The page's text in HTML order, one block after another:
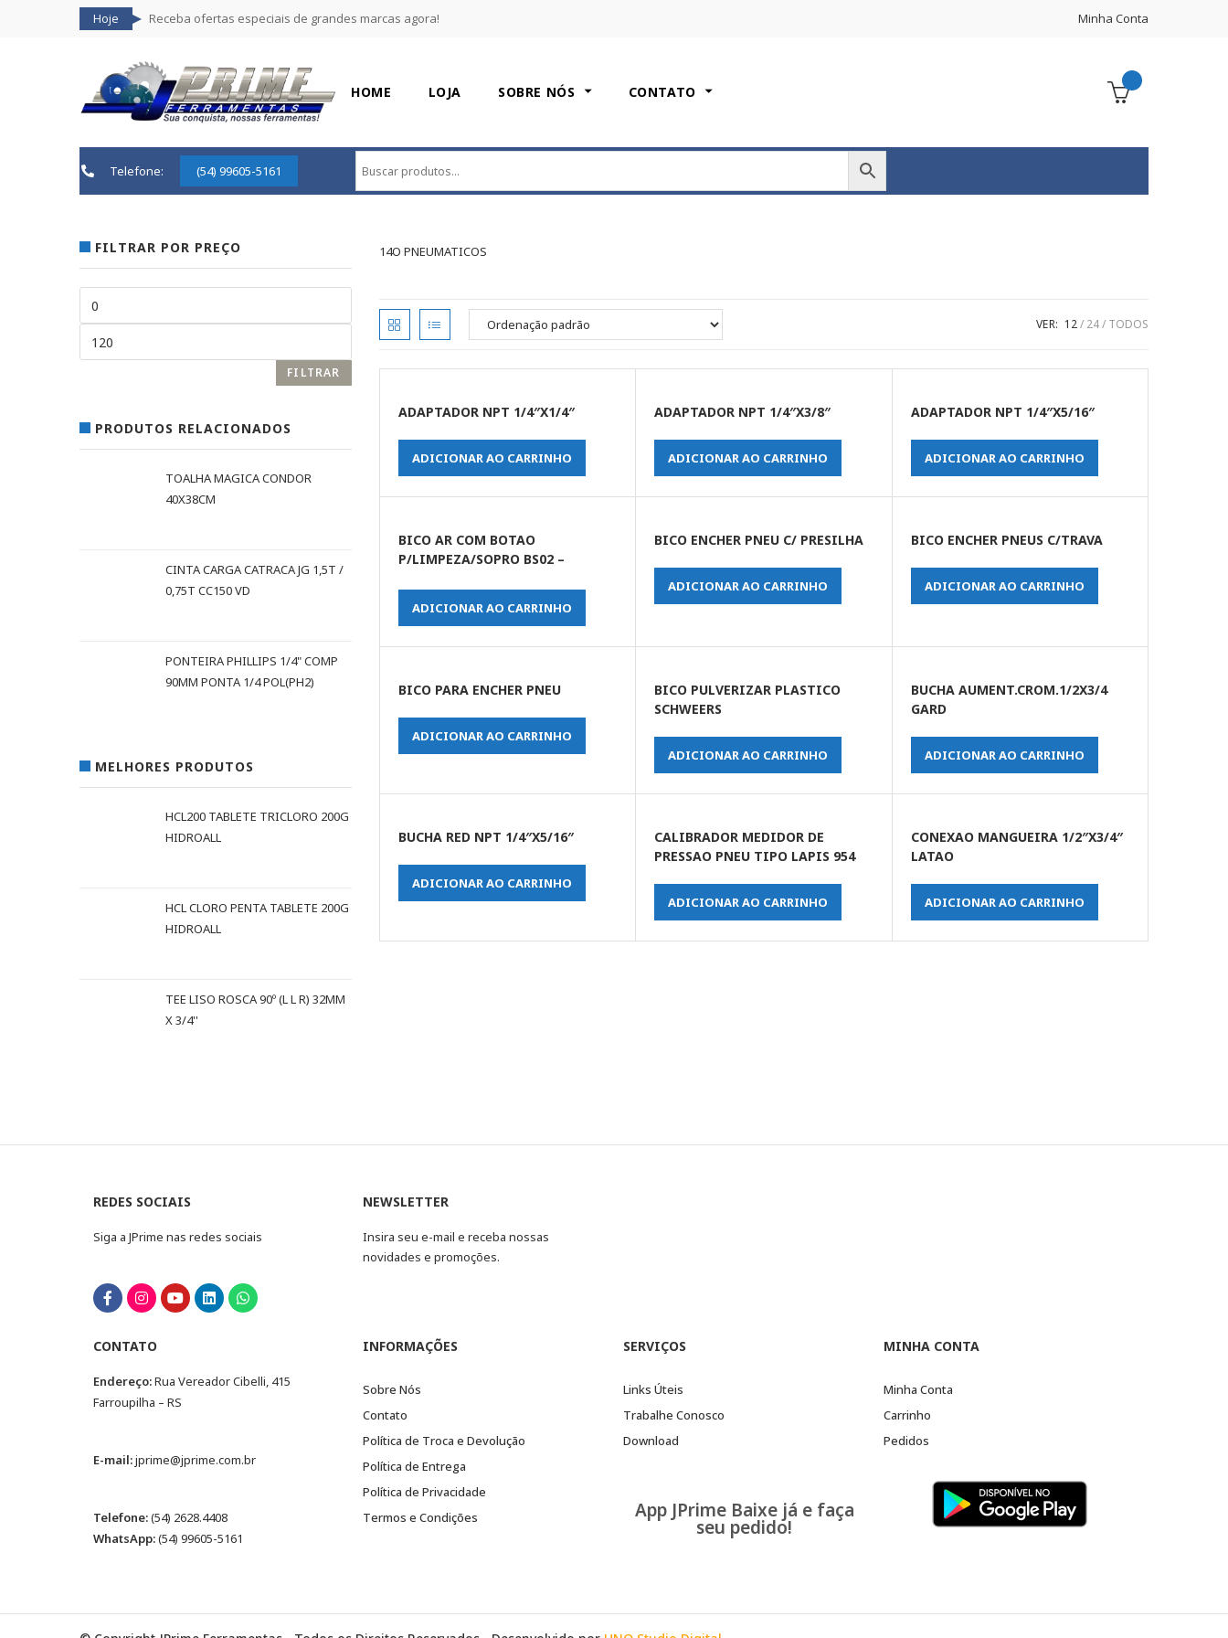
Minha Conta
Hoje Receba ofertas especiais de grandes marcas agora!
HOME LOJA SOBRE NÓS CONTATO
Telefone: (54) 99605-5161
14O PNEUMATICOS
VER: 12 24 TODOS
ADAPTADOR NPT 1/4″X1/4″
ADICIONAR AO CARRINHO
ADAPTADOR NPT 1/4″X3/8″
ADICIONAR AO CARRINHO
ADAPTADOR NPT 1/4″X5/16″
ADICIONAR AO CARRINHO
BICO AR COM BOTAO
P/LIMPEZA/SOPRO BS02 –
ADICIONAR AO CARRINHO
BICO ENCHER PNEU C/ PRESILHA
ADICIONAR AO CARRINHO
BICO ENCHER PNEUS C/TRAVA
ADICIONAR AO CARRINHO
BICO PARA ENCHER PNEU
ADICIONAR AO CARRINHO
BICO PULVERIZAR PLASTICO
SCHWEERS
ADICIONAR AO CARRINHO
BUCHA AUMENT.CROM.1/2X3/4
GARD
ADICIONAR AO CARRINHO
BUCHA RED NPT 1/4″X5/16″
ADICIONAR AO CARRINHO
CALIBRADOR MEDIDOR DE
PRESSAO PNEU TIPO LAPIS 954
ADICIONAR AO CARRINHO
CONEXAO MANGUEIRA 1/2″X3/4″
LATAO
ADICIONAR AO CARRINHO
FILTRAR POR PREÇO
FILTRAR
PRODUTOS RELACIONADOS
TOALHA MAGICA CONDOR
40X38CM
CINTA CARGA CATRACA JG 1,5T /
0,75T CC150 VD
PONTEIRA PHILLIPS 1/4" COMP
90MM PONTA 1/4 POL(PH2)
MELHORES PRODUTOS
HCL200 TABLETE TRICLORO 200G
HIDROALL
HCL CLORO PENTA TABLETE 200G
HIDROALL
TEE LISO ROSCA 90º (L L R) 32MM
X 3/4''
REDES SOCIAIS
Siga a JPrime nas redes sociais
NEWSLETTER
Insira seu e-mail e receba nossas
novidades e promoções.
CONTATO
Endereço:Rua Vereador Cibelli, 415
Farroupilha – RS
E-mail:jprime@jprime.com.br
Telefone:(54) 2628.4408
WhatsApp:(54) 99605-5161
INFORMAÇÕES
Sobre Nós
Contato
Política de Troca e Devolução
Política de Entrega
Política de Privacidade
Termos e Condições
SERVIÇOS
Links Úteis
Trabalhe Conosco
Download
App JPrime Baixe já e faça
seu pedido!
MINHA CONTA
Minha Conta
Carrinho
Pedidos